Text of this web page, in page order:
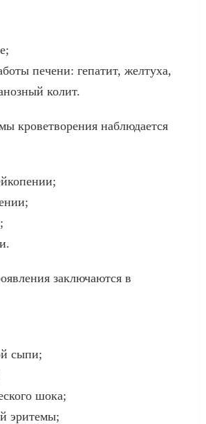
печени: гепатит, желтуха,
колит.
кроветворения наблюдается
заключаются в
сыпи;
шока;
эритемы;